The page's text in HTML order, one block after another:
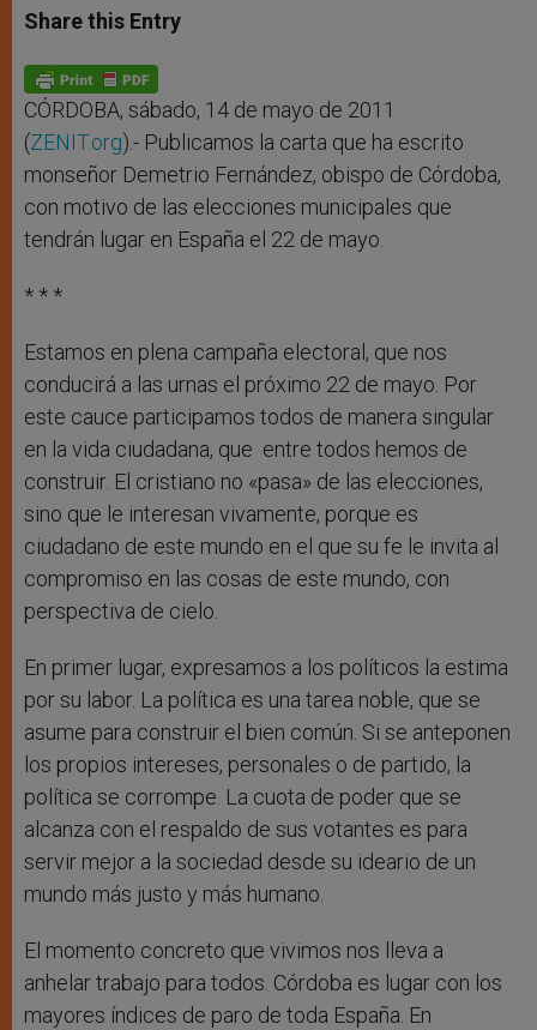
t
s
p
p
s
e
g
e
r
e
b
o
k
Share this Entry
CÓRDOBA, sábado, 14 de mayo de 2011
(ZENIT.org).- Publicamos la carta que ha escrito
monseñor Demetrio Fernández, obispo de Córdoba,
con motivo de las elecciones municipales que
tendrán lugar en España el 22 de mayo.
* * *
Estamos en plena campaña electoral, que nos
conducirá a las urnas el próximo 22 de mayo. Por
este cauce participamos todos de manera singular
en la vida ciudadana, que entre todos hemos de
construir. El cristiano no «pasa» de las elecciones,
sino que le interesan vivamente, porque es
ciudadano de este mundo en el que su fe le invita al
compromiso en las cosas de este mundo, con
perspectiva de cielo.
En primer lugar, expresamos a los políticos la estima
por su labor. La política es una tarea noble, que se
asume para construir el bien común. Si se anteponen
los propios intereses, personales o de partido, la
política se corrompe. La cuota de poder que se
alcanza con el respaldo de sus votantes es para
servir mejor a la sociedad desde su ideario de un
mundo más justo y más humano.
El momento concreto que vivimos nos lleva a
anhelar trabajo para todos. Córdoba es lugar con los
mayores índices de paro de toda España. En